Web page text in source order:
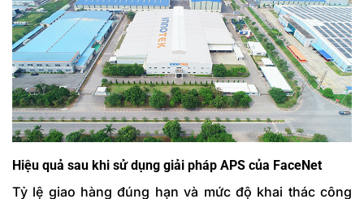
Hiệu quả sau khi sử dụng giải pháp APS của FaceNet
Tỷ lệ giao hàng đúng hạn và mức độ khai thác công